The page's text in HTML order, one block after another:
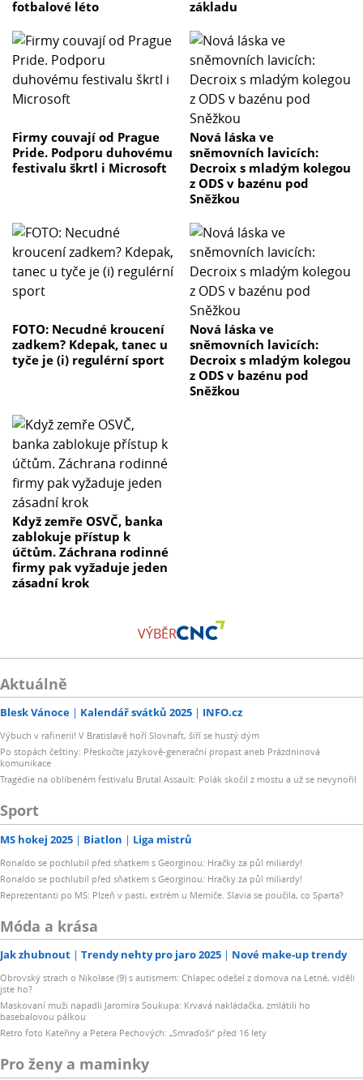
fotbalové léto základu
Firmy couvají od Prague
Pride. Podporu duhovému
festivalu škrtl i Microsoft
Nová láska ve
sněmovních lavicích:
Decroix s mladým kolegou
z ODS v bazénu pod
Sněžkou
FOTO: Necudné kroucení
zadkem? Kdepak, tanec u
tyče je (i) regulérní sport
Nová láska ve
sněmovních lavicích:
Decroix s mladým kolegou
z ODS v bazénu pod
Sněžkou
Když zemře OSVČ, banka
zablokuje přístup k
účtům. Záchrana rodinné
firmy pak vyžaduje jeden
zásadní krok
VÝBĚR
Aktuálně
Blesk Vánoce Kalendář svátků 2025 INFO.cz
Výbuch v rafinerii! V Bratislavě hoří Slovnaft, šíří se hustý dým
Po stopách češtiny: Přeskočte jazykově-generační propast aneb Prázdninová
komunikace
Tragédie na oblíbeném festivalu Brutal Assault: Polák skočil z mostu a už se nevynořil
Sport
MS hokej 2025 Biatlon Liga mistrů
Ronaldo se pochlubil před sňatkem s Georginou: Hračky za půl miliardy!
Ronaldo se pochlubil před sňatkem s Georginou: Hračky za půl miliardy!
Reprezentanti po MS: Plzeň v pasti, extrém u Memiče. Slavia se poučila, co Sparta?
Móda a krása
Jak zhubnout Trendy nehty pro jaro 2025 Nové make-up trendy
Obrovský strach o Nikolase (9) s autismem: Chlapec odešel z domova na Letné, viděli
jste ho?
Maskovaní muži napadli Jaromíra Soukupa: Krvavá nakládačka, zmlátili ho
basebalovou pálkou
Retro foto Kateřiny a Petera Pechových: „Smraďoši“ před 16 lety
Pro ženy a maminky